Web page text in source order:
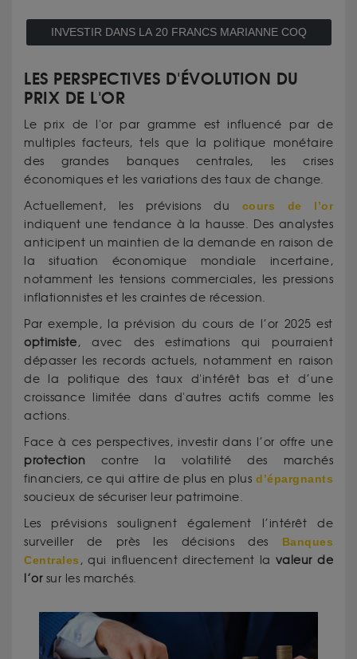
INVESTIR DANS LA 20 FRANCS MARIANNE COQ
LES PERSPECTIVES D'ÉVOLUTION DU
PRIX DE L'OR
Le prix de l'or par gramme est influencé par de
multiples facteurs, tels que la politique monétaire
des grandes banques centrales, les crises
économiques et les variations des taux de change.
Actuellement, les prévisions du cours de l’or
indiquent une tendance à la hausse. Des analystes
anticipent un maintien de la demande en raison de
la situation économique mondiale incertaine,
notamment les tensions commerciales, les pressions
inflationnistes et les craintes de récession.
Par exemple, la prévision du cours de l’or 2025 est
optimiste, avec des estimations qui pourraient
dépasser les records actuels, notamment en raison
de la politique des taux d'intérêt bas et d’une
croissance limitée dans d'autres actifs comme les
actions.
Face à ces perspectives, investir dans l’or offre une
protection contre la volatilité des marchés
financiers, ce qui attire de plus en plus d’épargnants
soucieux de sécuriser leur patrimoine.
Les prévisions soulignent également l’intérêt de
surveiller de près les décisions des
Banques
Centrales , qui influencent directement la valeur de
l’orsur les marchés.